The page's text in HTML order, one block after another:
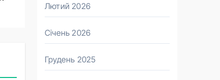
Лютий 2026
Січень 2026
Грудень 2025